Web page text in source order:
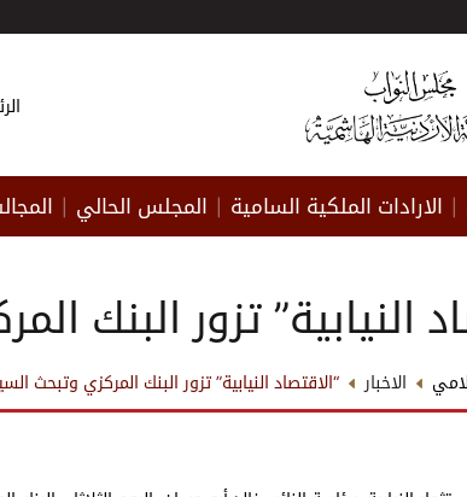
الارادات الملكية السامية المجلس الحالي
النيابية” تزور البنك
الاخبار “الاقتصاد النيابية” تزور البنك المركزي وتبحث